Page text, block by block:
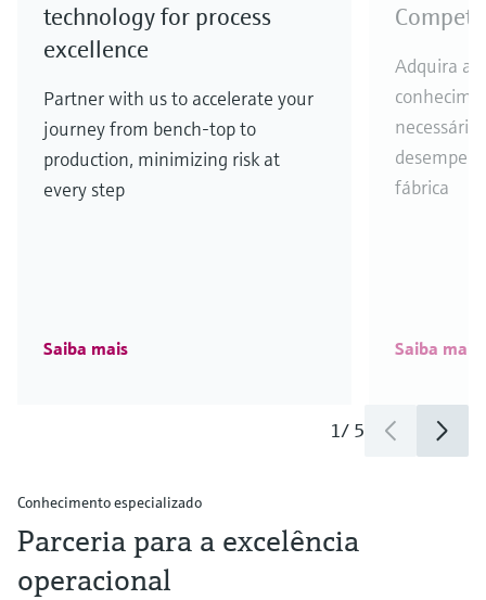
technology for process
excellence
Partner with us to accelerate your
journey from bench-top to
production, minimizing risk at
every step
Saiba mais
Adquira a
fábrica
Saiba mais
1/ 5
Conhecimento especializado
Parceria para a excelência
operacional